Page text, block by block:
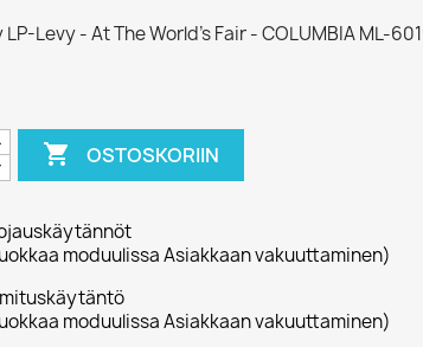
Levy - At The World's Fair - COLUMBIA ML-
 OSTOSKORIIN
moduulissa Asiakkaan vakuuttaminen)
moduulissa Asiakkaan vakuuttaminen)